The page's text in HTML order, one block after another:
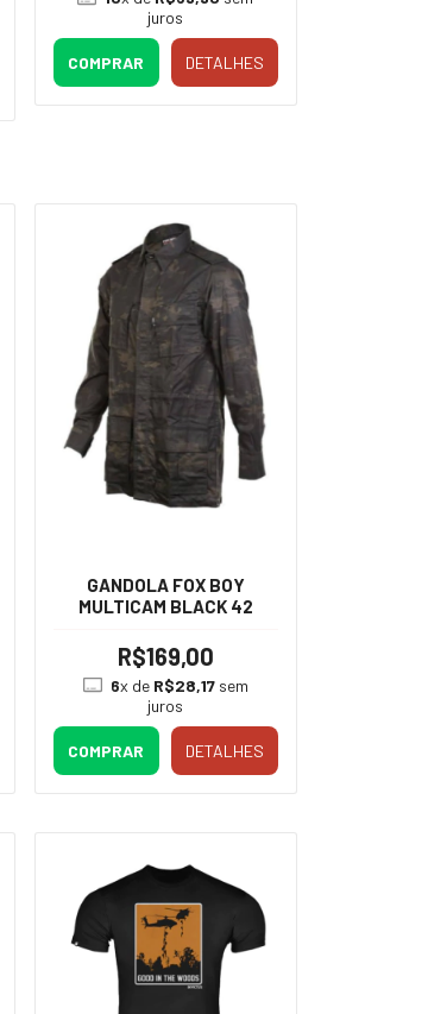
juros
COMPRAR DETALHES
GANDOLA FOX BOY
MULTICAM BLACK 42
R$169,00
6x de R$28,17sem
juros
COMPRAR DETALHES